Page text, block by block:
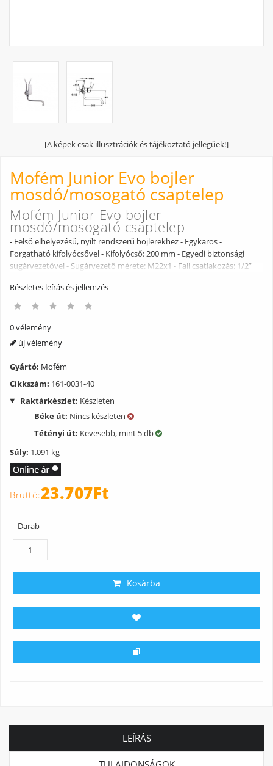
[A képek csak illusztrációk és tájékoztató jellegűek!]
Mofém Junior Evo bojler
mosdó/mosogató csaptelep
Mofém Junior Evo bojler
mosdó/mosogató csaptelep
- Felső elhelyezésű, nyílt rendszerű bojlerekhez - Egykaros -
Forgatható kifolyócsővel - Kifolyócső: 200 mm - Egyedi biztonsági
sugárvezetővel - Sugárvezető mérete: M22x1 - Fali csatlakozás: 1/2”
Részletes leírás és jellemzés
0 vélemény
új vélemény
Gyártó: Mofém
Cikkszám: 161-0031-40
Raktárkészlet: Készleten
Béke út: Nincs készleten
Tétényi út: Kevesebb, mint 5 db
Súly: 1.091 kg
23.707Ft
Darab
Kosárba
LEÍRÁS